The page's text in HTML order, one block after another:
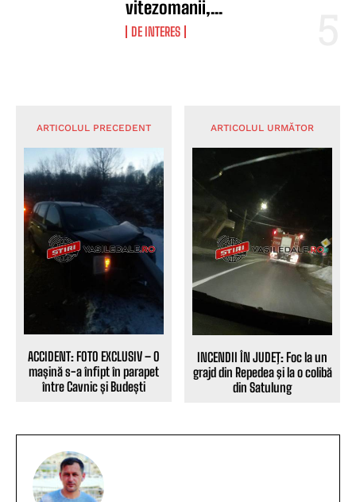
vitezomanii,...
DE INTERES
ARTICOLUL PRECEDENT
ACCIDENT: FOTO EXCLUSIV – O
mașină s-a înfipt în parapet
între Cavnic și Budești
ARTICOLUL URMĂTOR
INCENDII ÎN JUDEŢ: Foc la un
grajd din Repedea şi la o colibă
din Satulung